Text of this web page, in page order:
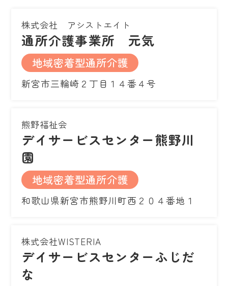
株式会社 アシストエイト
通所介護事業所 元気
地域密着型通所介護
新宮市三輪崎２丁目１４番４号
熊野福祉会
デイサービスセンター熊野川
園
地域密着型通所介護
和歌山県新宮市熊野川町西２０４番地１
株式会社WISTERIA
デイサービスセンターふじだ
な